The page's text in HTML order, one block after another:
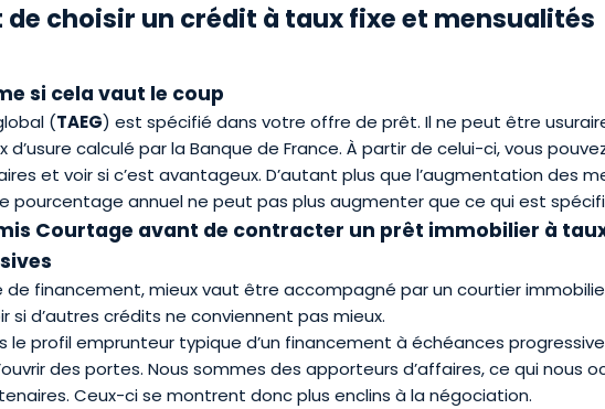
de choisir un crédit à taux fixe et mensualités
si cela vaut le coup
(TAEG) est spécifié dans votre offre de prêt. Il ne peut être
d’usure calculé par la Banque de France. À partir de celui-ci, vous
et voir si c’est avantageux. D’autant plus que l’augmentation des
pourcentage annuel ne peut pas plus augmenter que ce qui est
Courtage avant de contracter un prêt immobilier à
financement, mieux vaut être accompagné par un courtier
si d’autres crédits ne conviennent pas mieux.
le profil emprunteur typique d’un financement à échéances
des portes. Nous sommes des apporteurs d’affaires, ce qui nous
Ceux-ci se montrent donc plus enclins à la négociation.